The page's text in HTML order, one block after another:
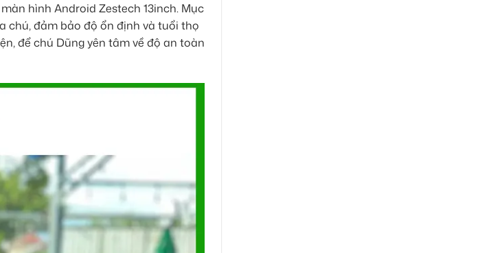
hình Android Zestech 13inch. Mục
chú, đảm bảo độ ổn định và tuổi thọ
để chú Dũng yên tâm về độ an toàn